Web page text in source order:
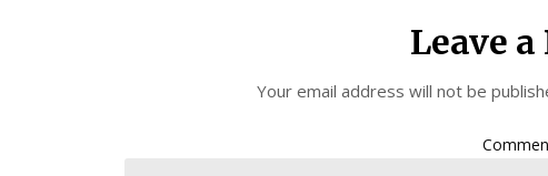
Leave
Your email address will not be